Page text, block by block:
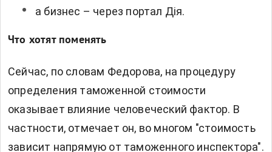
а бизнес – через портал Дія.
Что хотят поменять
Сейчас, по словам Федорова, на процедуру
определения таможенной стоимости
оказывает влияние человеческий фактор. В
частности, отмечает он, во многом "стоимость
зависит напрямую от таможенного инспектора".